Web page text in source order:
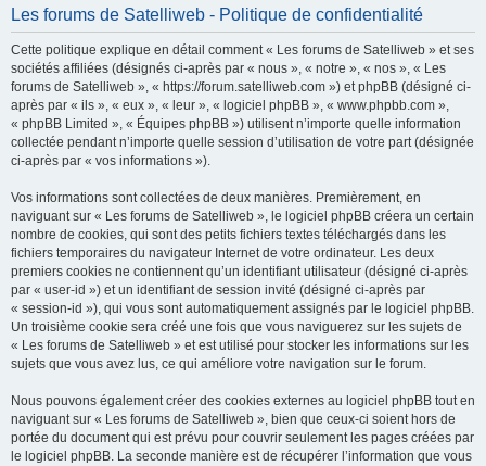
Les forums de Satelliweb - Politique de confidentialité
Cette politique explique en détail comment « Les forums de Satelliweb » et ses
sociétés affiliées (désignés ci-après par « nous », « notre », « nos », « Les
forums de Satelliweb », « https://forum.satelliweb.com ») et phpBB (désigné ci-
après par « ils », « eux », « leur », « logiciel phpBB », « www.phpbb.com »,
« phpBB Limited », « Équipes phpBB ») utilisent n’importe quelle information
collectée pendant n’importe quelle session d’utilisation de votre part (désignée
ci-après par « vos informations »).
Vos informations sont collectées de deux manières. Premièrement, en
naviguant sur « Les forums de Satelliweb », le logiciel phpBB créera un certain
nombre de cookies, qui sont des petits fichiers textes téléchargés dans les
fichiers temporaires du navigateur Internet de votre ordinateur. Les deux
premiers cookies ne contiennent qu’un identifiant utilisateur (désigné ci-après
par « user-id ») et un identifiant de session invité (désigné ci-après par
« session-id »), qui vous sont automatiquement assignés par le logiciel phpBB.
Un troisième cookie sera créé une fois que vous naviguerez sur les sujets de
« Les forums de Satelliweb » et est utilisé pour stocker les informations sur les
sujets que vous avez lus, ce qui améliore votre navigation sur le forum.
Nous pouvons également créer des cookies externes au logiciel phpBB tout en
naviguant sur « Les forums de Satelliweb », bien que ceux-ci soient hors de
portée du document qui est prévu pour couvrir seulement les pages créées par
le logiciel phpBB. La seconde manière est de récupérer l’information que vous